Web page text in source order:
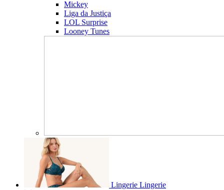
Mickey
Liga da Justiça
LOL Surprise
Looney Tunes
Lingerie Lingerie